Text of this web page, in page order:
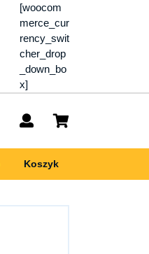
[woocom
merce_cur
rency_swit
cher_drop
_down_bo
x]
My
Koszyk